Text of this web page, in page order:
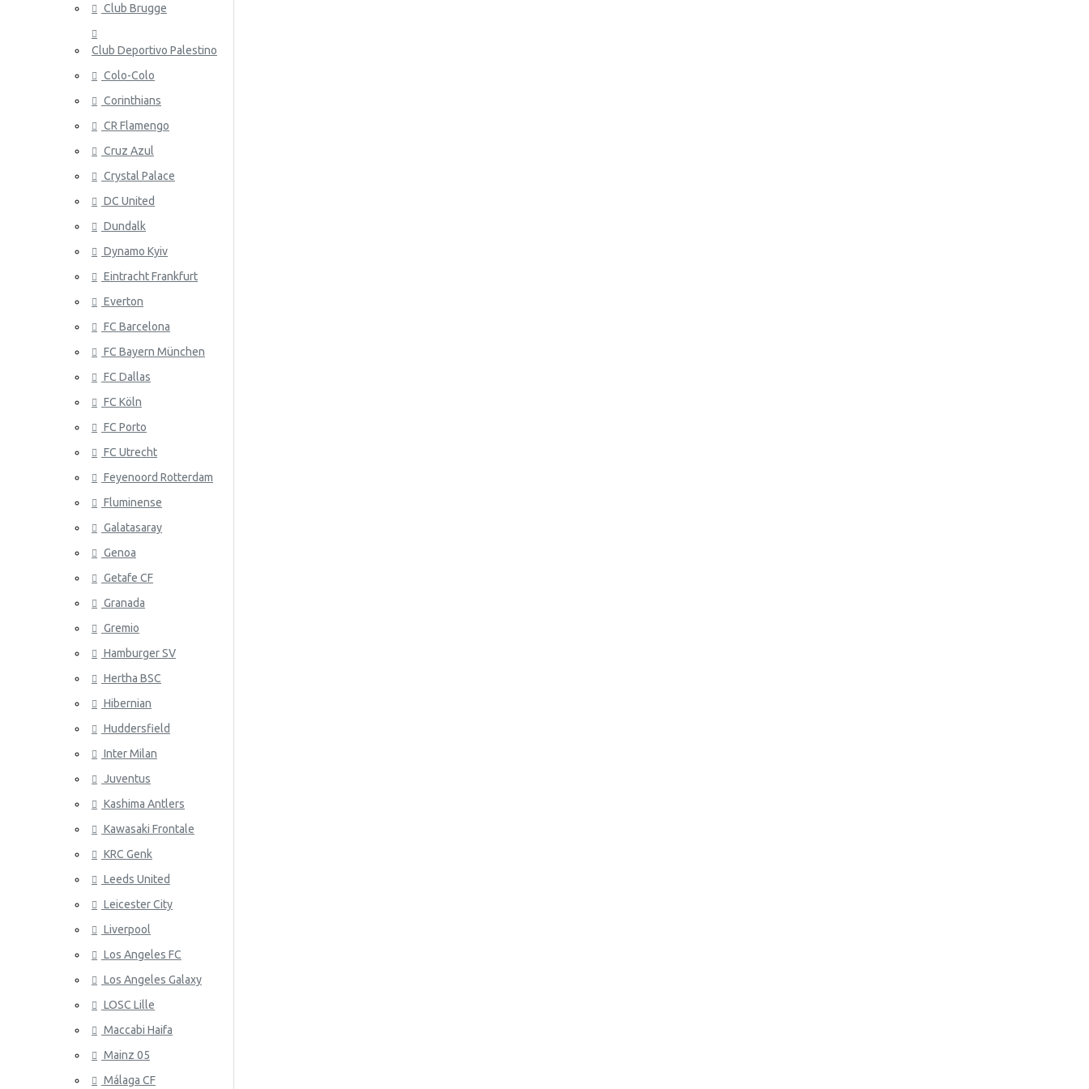
Panama
Portugali
Qatar
Venäjä
Saudi-Arabia
Senegal
Serbia
Slovakia
Espanja
Ruotsi
Tunisia
Turkki
Ukraina
Venezuela
Wales
Club Brugge
Club Deportivo Palestino
Colo-Colo
Corinthians
CR Flamengo
Cruz Azul
Crystal Palace
DC United
Dundalk
Dynamo Kyiv
Eintracht Frankfurt
Everton
FC Barcelona
FC Bayern München
FC Dallas
FC Köln
FC Porto
FC Utrecht
Feyenoord Rotterdam
Fluminense
Galatasaray
Genoa
Getafe CF
Granada
Gremio
Hamburger SV
Hertha BSC
Hibernian
Huddersfield
Inter Milan
Juventus
Kashima Antlers
Kawasaki Frontale
KRC Genk
Leeds United
Leicester City
Liverpool
Los Angeles FC
Los Angeles Galaxy
LOSC Lille
Maccabi Haifa
Mainz 05
Málaga CF